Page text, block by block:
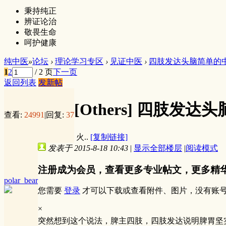
秉持纯正
辨证论治
敬畏生命
呵护健康
纯中医»论坛 › 理论学习专区 › 见证中医 › 四肢发达头脑简单的
12 / 2 页下一页
返回列表 发新帖
查看: 24991 |回复: 37[Others] 四肢发达头
火.. [复制链接]
polar_bear
发表于 2015-8-18 10:43 | 显示全部楼层 |阅读模式
注册成为会员，查看更多专业帖文，更多精
您需要 登录 才可以下载或查看附件、图片，没有账
×
突然想到这个说法，脾主四肢，四肢发达说明脾胃